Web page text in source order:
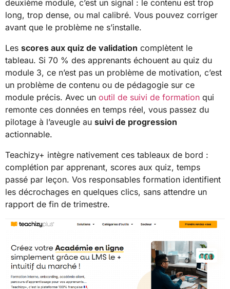
deuxième module, c’est un signal : le contenu est trop
long, trop dense, ou mal calibré. Vous pouvez corriger
avant que le problème ne s’installe.
Les scores aux quiz de validation complètent le
tableau. Si 70 % des apprenants échouent au quiz du
module 3, ce n’est pas un problème de motivation, c’est
un problème de contenu ou de pédagogie sur ce
module précis. Avec un outil de suivi de formation qui
remonte ces données en temps réel, vous passez du
pilotage à l’aveugle au suivi de progression
actionnable.
Teachizy+ intègre nativement ces tableaux de bord :
complétion par apprenant, scores aux quiz, temps
passé par leçon. Vos responsables formation identifient
les décrochages en quelques clics, sans attendre un
rapport de fin de trimestre.